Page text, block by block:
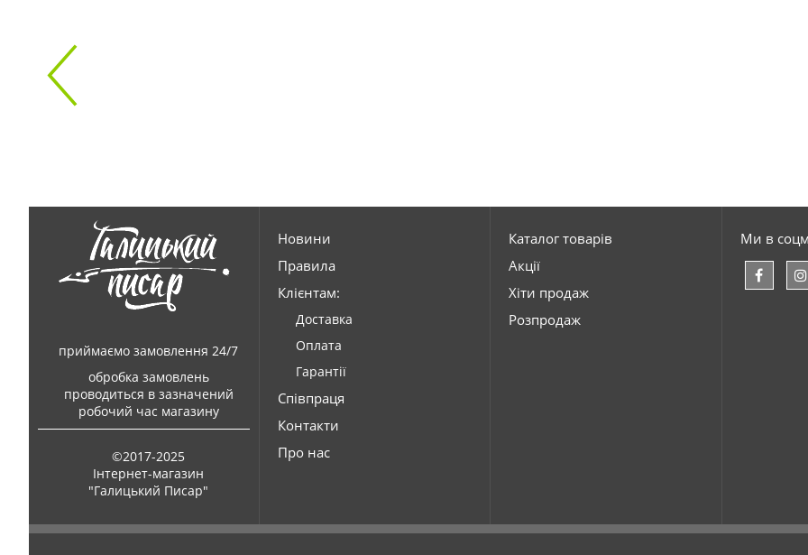
приймаємо замовлення 24/7
обробка замовлень
проводиться в зазначений
робочий час магазину
©2017-2025
Інтернет-магазин
"Галицький Писар"
Новини
Правила
Клієнтам:
Доставка
Оплата
Гарантії
Співпраця
Контакти
Про нас
Каталог товарів
Акції
Хіти продаж
Розпродаж
Ми в